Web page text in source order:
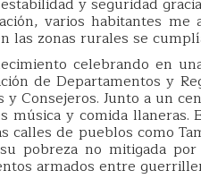
varios habitantes
zonas rurales se
celebrando en
de Departamentos y
y Consejeros. Junto a un
y comida llaneras.
calles de pueblos como
pobreza no mitigada
armados entre